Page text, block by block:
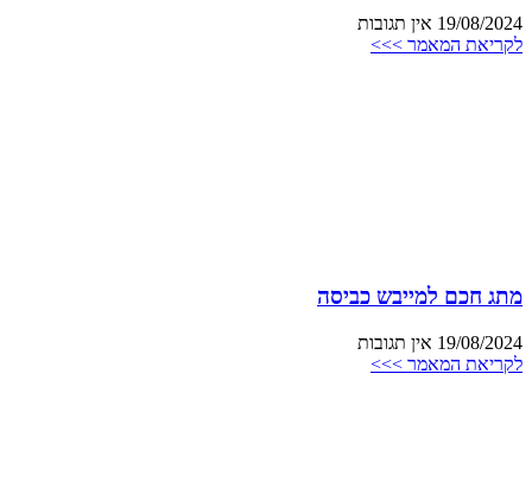
19/08/2024 אין תגובות
לקריאת המאמר >>>
מתג חכם למייבש כביסה
19/08/2024 אין תגובות
לקריאת המאמר >>>